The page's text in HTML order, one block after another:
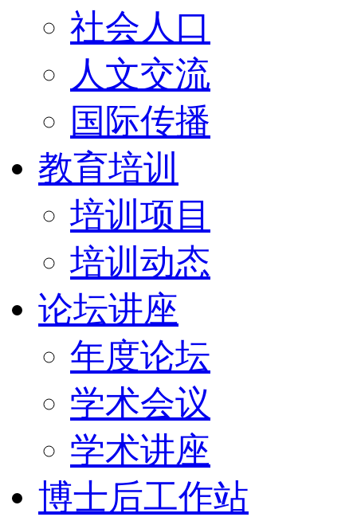
社会人口
人文交流
国际传播
教育培训
培训项目
培训动态
论坛讲座
年度论坛
学术会议
学术讲座
博士后工作站